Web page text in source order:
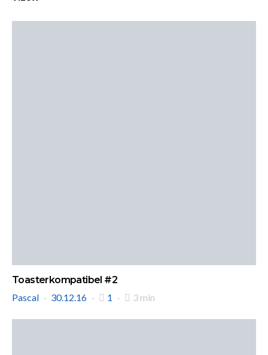
Toasterkompatibel #2
Pascal
30.12.16 1 3 min